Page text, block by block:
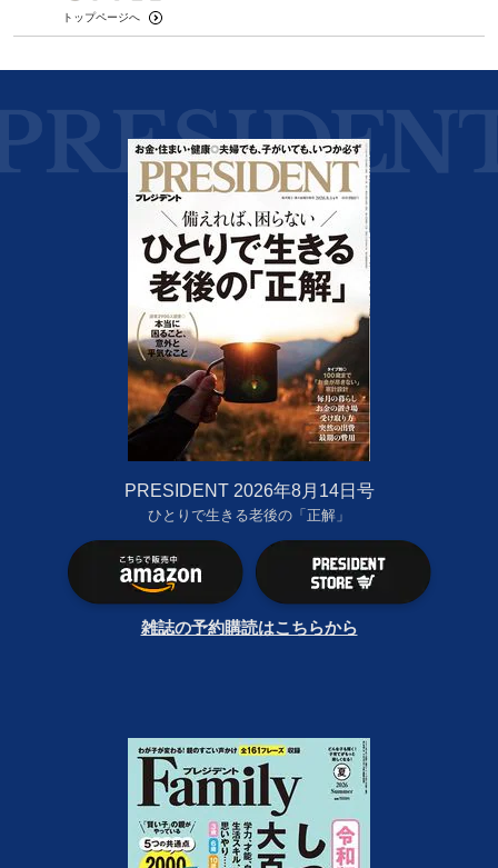
トップページへ
PRESIDENT 2026年8月14日号
ひとりで生きる老後の「正解」
雑誌の予約購読はこちらから